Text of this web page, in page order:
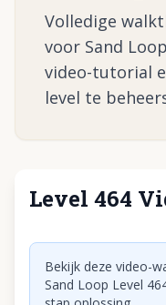
Volledige
voor Sand
video-tutorial
level te
Level 464Klik
Bekijk deze video-
Sand Loop Level